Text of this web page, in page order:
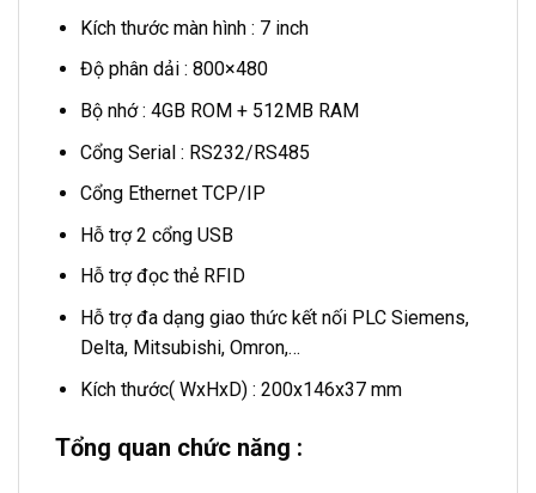
Kích thước màn hình : 7 inch
Độ phân dải : 800×480
Bộ nhớ : 4GB ROM + 512MB RAM
Cổng Serial : RS232/RS485
Cổng Ethernet TCP/IP
Hỗ trợ 2 cổng USB
Hỗ trợ đọc thẻ RFID
Hỗ trợ đa dạng giao thức kết nối PLC Siemens,
Delta, Mitsubishi, Omron,…
Kích thước( WxHxD) : 200x146x37 mm
Tổng quan chức năng :